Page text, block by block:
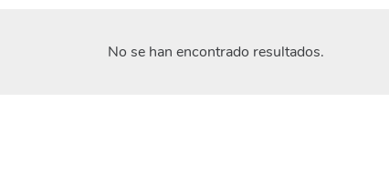
No se han encontrado resultados.